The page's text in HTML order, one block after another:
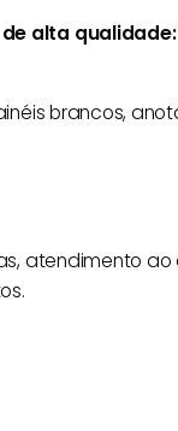
alta qualidade:
brancos,
atendimento